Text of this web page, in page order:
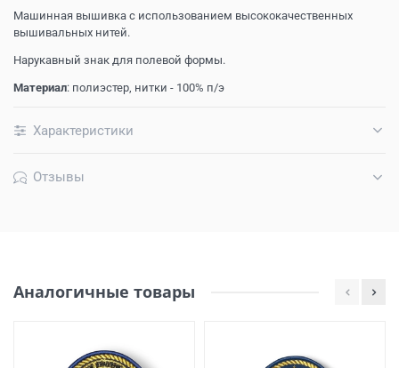
Машинная вышивка с использованием высококачественных
вышивальных нитей.
Нарукавный знак для полевой формы.
Материал: полиэстер, нитки - 100% п/э
Характеристики
Отзывы
Аналогичные товары